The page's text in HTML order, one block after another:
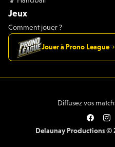
Jeux
Comment jouer ?
Jouer à Prono League
Diffusez vos
Delaunay Productions ©